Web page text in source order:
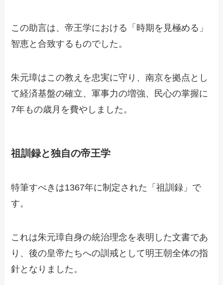
この助言は、帝王学における「時期を見極める」
智恵と合致するものでした。
朱元璋はこの教えを忠実に守り、南京を拠点とし
て経済基盤の確立、軍事力の増強、民心の掌握に
7年もの歳月を費やしました。
祖訓録と独自の帝王学
特筆すべきは1367年に制定された「祖訓録」で
す。
これは朱元璋自身の統治理念を表明した文書であ
り、後の皇帝たちへの訓戒として明王朝全体の指
針となりました。